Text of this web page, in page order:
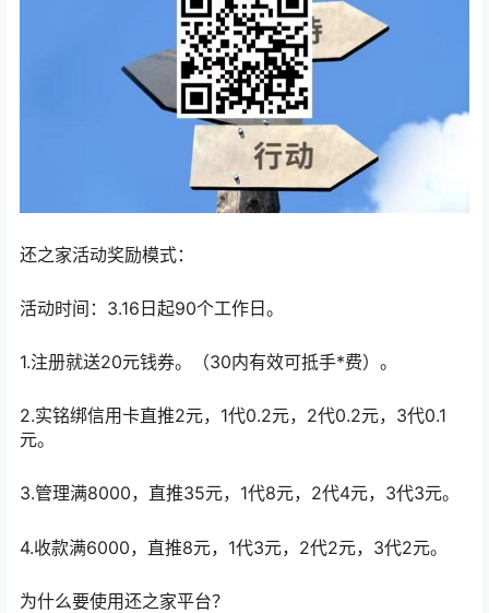
还之家活动奖励模式：
活动时间：3.16日起90个工作日。
1.注册就送20元钱券。（30内有效可抵手*费）。
2.实铭绑信用卡直推2元，1代0.2元，2代0.2元，3代0.1
元。
3.管理满8000，直推35元，1代8元，2代4元，3代3元。
4.收款满6000，直推8元，1代3元，2代2元，3代2元。
为什么要使用还之家平台？